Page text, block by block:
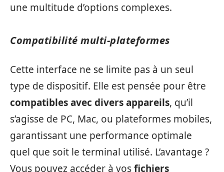
une multitude d’options complexes.
Compatibilité multi-plateformes
Cette interface ne se limite pas à un seul
type de dispositif. Elle est pensée pour être
compatibles avec divers appareils, qu’il
s’agisse de PC, Mac, ou plateformes mobiles,
garantissant une performance optimale
quel que soit le terminal utilisé. L’avantage ?
Vous pouvez accéder à vosfichiers